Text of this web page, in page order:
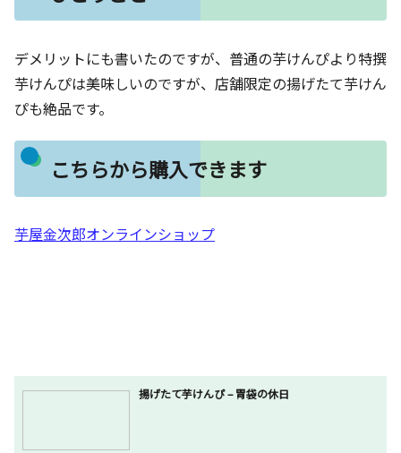
デメリットにも書いたのですが、普通の芋けんぴより特撰
芋けんぴは美味しいのですが、店舗限定の揚げたて芋けん
ぴも絶品です。
こちらから購入できます
芋屋金次郎オンラインショップ
揚げたて芋けんぴ – 胃袋の休日